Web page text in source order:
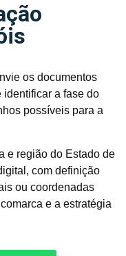
os documentos
a fase do
possíveis para a
e região do Estado de
com definição
ou coordenadas
e a estratégia